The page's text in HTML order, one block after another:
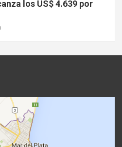
los US$ 4.639 por